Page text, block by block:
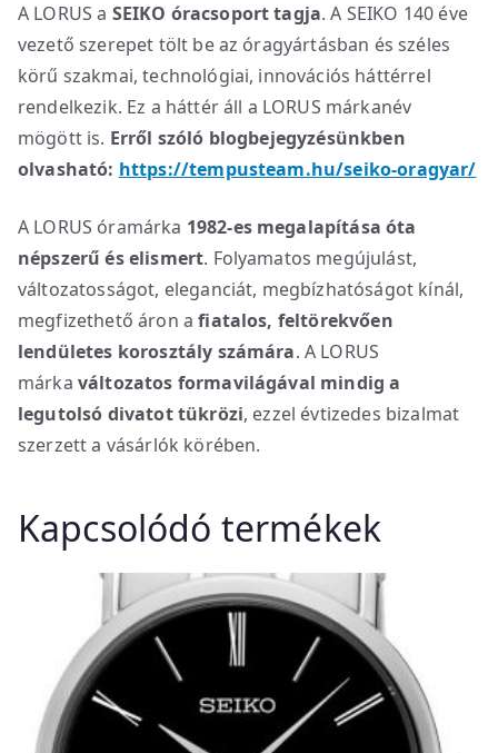
A LORUS a SEIKO óracsoport tagja. A SEIKO 140 éve
vezető szerepet tölt be az óragyártásban és széles
körű szakmai, technológiai, innovációs háttérrel
rendelkezik. Ez a háttér áll a LORUS márkanév
mögött is. Erről szóló blogbejegyzésünkben
olvasható: https://tempusteam.hu/seiko-oragyar/
A LORUS óramárka 1982-es megalapítása óta
népszerű és elismert. Folyamatos megújulást,
változatosságot, eleganciát, megbízhatóságot kínál,
megfizethető áron afiatalos, feltörekvően
lendületes korosztály számára. A LORUS
márka változatos formavilágával mindig a
legutolsó divatot tükrözi, ezzel évtizedes bizalmat
szerzett a vásárlók körében.
Kapcsolódó termékek